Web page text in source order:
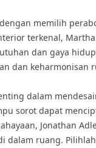
memilih
terkenal,
dan gaya
dan keharmonisan
dalam
sorot dapat
Jonathan
dalam ruang.